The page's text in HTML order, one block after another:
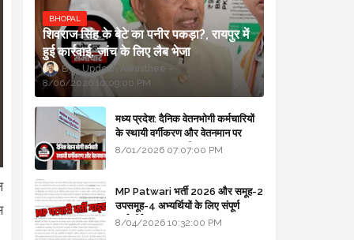
BHOPAL
शिवराज सिंह के बेटे का पनीर पकड़ा?, रायपुर में
हुई कार्रवाई, जांच के लिए लैब भेजा
Updesh Awasthee
8/06/2026 10:09:00 PM
मध्य प्रदेश: दैनिक वेतनभोगी कर्मचारियों
के स्थायी वर्गीकरण और वेतनमान पर
सरकार का बड़ा स्पष्टीकरण
8/01/2026 07:07:00 PM
MP Patwari भर्ती 2026 और समूह-2
उपसमूह-4 अभ्यर्थियों के लिए संपूर्ण
मार्गदर्शिका
8/04/2026 10:32:00 PM